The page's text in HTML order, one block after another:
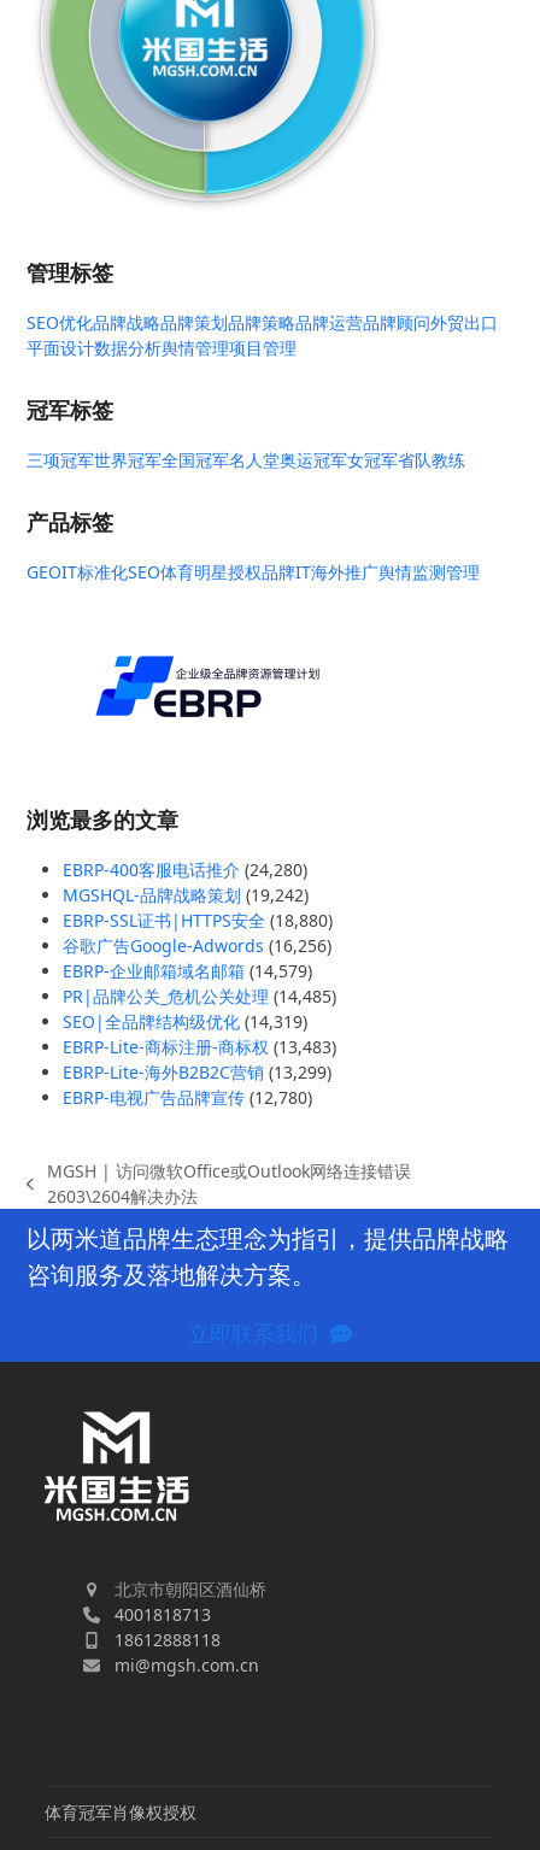
管理标签
SEO优化品牌战略品牌策划品牌策略品牌运营品牌顾问外贸出口
平面设计数据分析舆情管理项目管理
冠军标签
三项冠军世界冠军全国冠军名人堂奥运冠军女冠军省队教练
产品标签
GEOIT标准化SEO体育明星授权品牌IT海外推广舆情监测管理
浏览最多的文章
EBRP-400客服电话推介 (24,280)
MGSHQL-品牌战略策划 (19,242)
EBRP-SSL证书|HTTPS安全 (18,880)
谷歌广告Google-Adwords (16,256)
EBRP-企业邮箱域名邮箱 (14,579)
PR|品牌公关_危机公关处理 (14,485)
SEO|全品牌结构级优化 (14,319)
EBRP-Lite-商标注册-商标权 (13,483)
EBRP-Lite-海外B2B2C营销 (13,299)
EBRP-电视广告品牌宣传 (12,780)
previous
MGSH | 访问微软Office或Outlook网络连接错误
2603\2604解决办法
以两米道品牌生态理念为指引，提供品牌战略
咨询服务及落地解决方案。
立即联系我们
北京市朝阳区酒仙桥
4001818713
18612888118
mi@mgsh.com.cn
体育冠军肖像权授权